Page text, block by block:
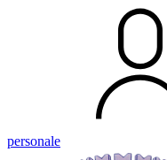
personale